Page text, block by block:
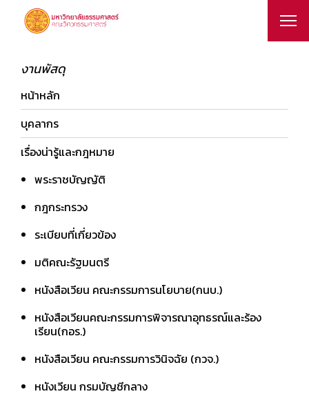
งานพัสดุ
หน้าหลัก
บุคลากร
เรื่องน่ารู้และกฎหมาย
พระราชบัญญัติ
กฎกระทรวง
ระเบียบที่เกี่ยวข้อง
มติคณะรัฐมนตรี
หนังสือเวียน คณะกรรมการนโยบาย(กนบ.)
หนังสือเวียนคณะกรรมการพิจารณาอุทธรณ์และร้อง
เรียน(กอร.)
หนังสือเวียน คณะกรรมการวินิจฉัย (กวจ.)
หนังเวียน กรมบัญชีกลาง